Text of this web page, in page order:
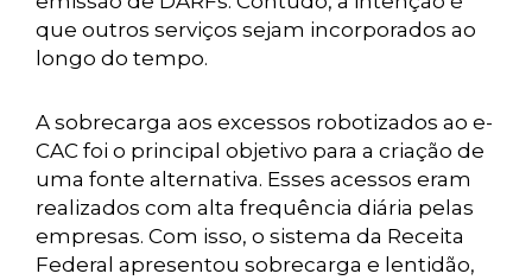
que outros serviços sejam incorporados ao
longo do tempo.
A sobrecarga aos excessos robotizados ao e-
CAC foi o principal objetivo para a criação de
uma fonte alternativa. Esses acessos eram
realizados com alta frequência diária pelas
empresas. Com isso, o sistema da Receita
Federal apresentou sobrecarga e lentidão,